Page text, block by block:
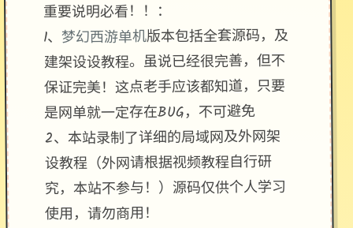
重要说明必看！！：
1、梦幻西游单机版本包括全套源码，及
建架设设教程。虽说已经很完善，但不
保证完美！这点老手应该都知道，只要
是网单就一定存在BUG，不可避免
2、本站录制了详细的局域网及外网架
设教程（外网请根据视频教程自行研
究，本站不参与！）源码仅供个人学习
使用，请勿商用！